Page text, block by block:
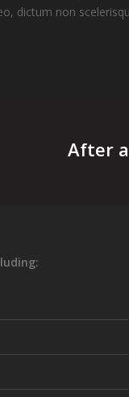
dictum non
After